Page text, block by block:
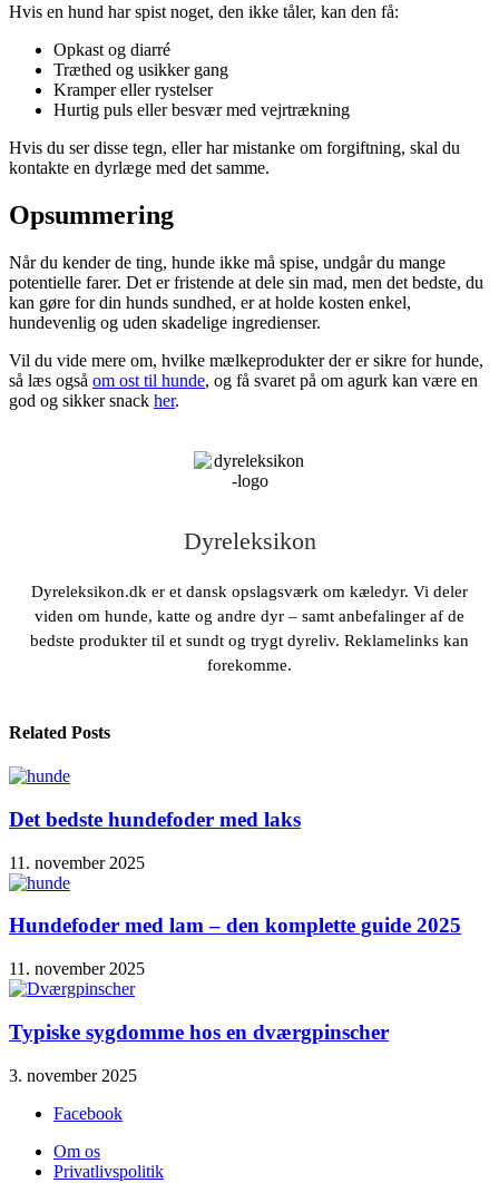
Hvis en hund har spist noget, den ikke tåler, kan den få:
Opkast og diarré
Træthed og usikker gang
Kramper eller rystelser
Hurtig puls eller besvær med vejrtrækning
Hvis du ser disse tegn, eller har mistanke om forgiftning, skal du
kontakte en dyrlæge med det samme.
Opsummering
Når du kender de ting, hunde ikke må spise, undgår du mange
potentielle farer. Det er fristende at dele sin mad, men det bedste, du
kan gøre for din hunds sundhed, er at holde kosten enkel,
hundevenlig og uden skadelige ingredienser.
Vil du vide mere om, hvilke mælkeprodukter der er sikre for hunde,
så læs også om ost til hunde, og få svaret på om agurk kan være en
god og sikker snack her.
Dyreleksikon
Dyreleksikon.dk er et dansk opslagsværk om kæledyr. Vi deler
viden om hunde, katte og andre dyr – samt anbefalinger af de
bedste produkter til et sundt og trygt dyreliv. Reklamelinks kan
forekomme.
Related Posts
Det bedste hundefoder med laks
11. november 2025
Hundefoder med lam – den komplette guide 2025
11. november 2025
Typiske sygdomme hos en dværgpinscher
3. november 2025
Facebook
Om os
Privatlivspolitik